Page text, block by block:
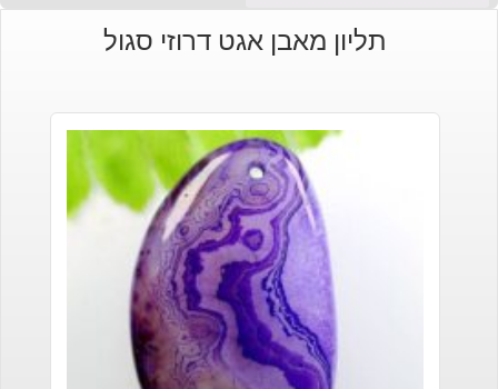
תליון מאבן אגט דרוזי סגול